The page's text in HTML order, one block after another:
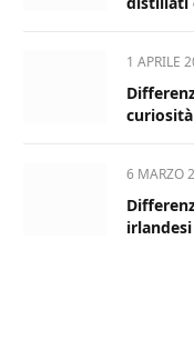
1 APRILE
curiosità
6 MARZO
irlandesi